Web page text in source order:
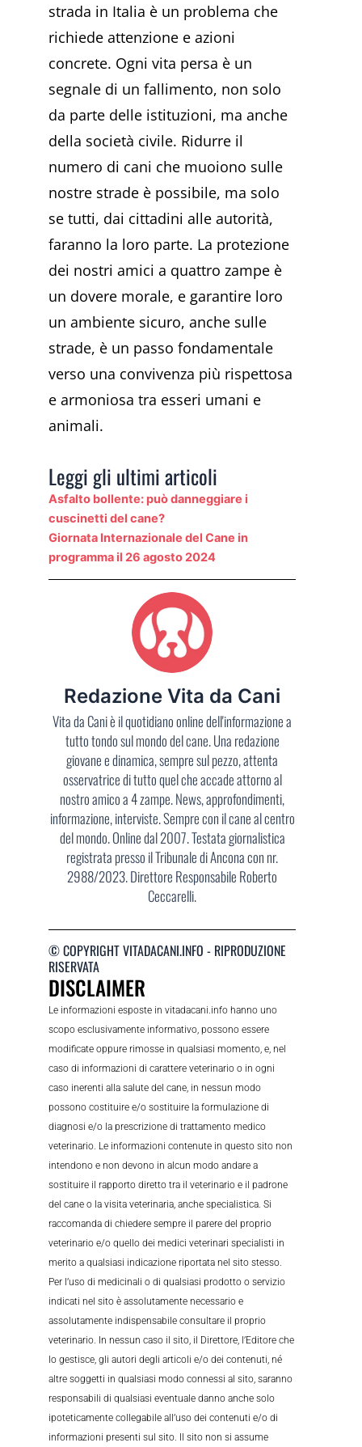
strada in Italia è un problema che
richiede attenzione e azioni
concrete. Ogni vita persa è un
segnale di un fallimento, non solo
da parte delle istituzioni, ma anche
della società civile. Ridurre il
numero di cani che muoiono sulle
nostre strade è possibile, ma solo
se tutti, dai cittadini alle autorità,
faranno la loro parte. La protezione
dei nostri amici a quattro zampe è
un dovere morale, e garantire loro
un ambiente sicuro, anche sulle
strade, è un passo fondamentale
verso una convivenza più rispettosa
e armoniosa tra esseri umani e
animali.
Leggi gli ultimi articoli
Asfalto bollente: può danneggiare i
cuscinetti del cane?
Giornata Internazionale del Cane in
programma il 26 agosto 2024
Redazione Vita da Cani
Vita da Cani è il quotidiano online dell'informazione a
tutto tondo sul mondo del cane. Una redazione
giovane e dinamica, sempre sul pezzo, attenta
osservatrice di tutto quel che accade attorno al
nostro amico a 4 zampe. News, approfondimenti,
informazione, interviste. Sempre con il cane al centro
del mondo. Online dal 2007. Testata giornalistica
registrata presso il Tribunale di Ancona con nr.
2988/2023. Direttore Responsabile Roberto
Ceccarelli.
© COPYRIGHT VITADACANI.INFO - RIPRODUZIONE
RISERVATA
DISCLAIMER
Le informazioni esposte in vitadacani.info hanno uno
scopo esclusivamente informativo, possono essere
modificate oppure rimosse in qualsiasi momento, e, nel
caso di informazioni di carattere veterinario o in ogni
caso inerenti alla salute del cane, in nessun modo
possono costituire e/o sostituire la formulazione di
diagnosi e/o la prescrizione di trattamento medico
veterinario. Le informazioni contenute in questo sito non
intendono e non devono in alcun modo andare a
sostituire il rapporto diretto tra il veterinario e il padrone
del cane o la visita veterinaria, anche specialistica. Si
raccomanda di chiedere sempre il parere del proprio
veterinario e/o quello dei medici veterinari specialisti in
merito a qualsiasi indicazione riportata nel sito stesso.
Per l’uso di medicinali o di qualsiasi prodotto o servizio
indicati nel sito è assolutamente necessario e
assolutamente indispensabile consultare il proprio
veterinario. In nessun caso il sito, il Direttore, l’Editore che
lo gestisce, gli autori degli articoli e/o dei contenuti, né
altre soggetti in qualsiasi modo connessi al sito, saranno
responsabili di qualsiasi eventuale danno anche solo
ipoteticamente collegabile all’uso dei contenuti e/o di
informazioni presenti sul sito. Il sito non si assume